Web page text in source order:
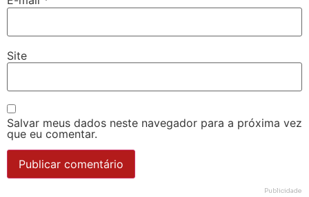
Site
Salvar meus dados neste navegador para a próxima vez
que eu comentar.
Publicidade